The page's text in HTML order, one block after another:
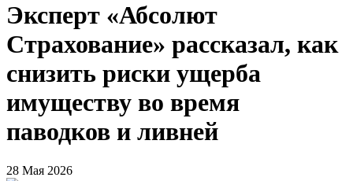
Эксперт «Абсолют
Страхование» рассказал, как
снизить риски ущерба
имуществу во время
паводков и ливней
28 Мая 2026